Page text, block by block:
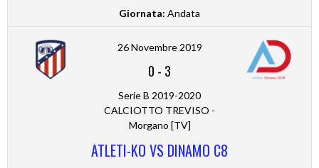
Giornata: Andata
26 Novembre 2019
0 - 3
Serie B 2019-2020
CALCIOTTO TREVISO -
Morgano [TV]
ATLETI-KO VS DINAMO C8